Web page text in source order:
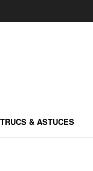
TRUCS & ASTUCES